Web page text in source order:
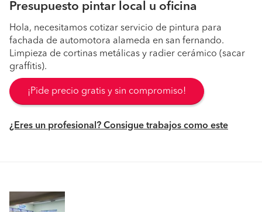
Presupuesto pintar local u oficina
Hola, necesitamos cotizar servicio de pintura para
fachada de automotora alameda en san fernando.
Limpieza de cortinas metálicas y radier cerámico (sacar
graffitis).
¡Pide precio gratis y sin compromiso!
¿Eres un profesional? Consigue trabajos como este